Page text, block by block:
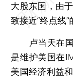
大股东国，由
致接近“终点线”
卢当天在国
是维护美国在
美国经济利益